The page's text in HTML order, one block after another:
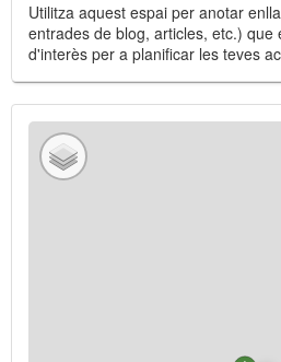
Utilitza aquest espai per anotar
entrades de blog, articles, etc.) que
d'interès per a planificar les teves